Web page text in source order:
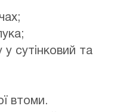
сутінковий та
втоми.